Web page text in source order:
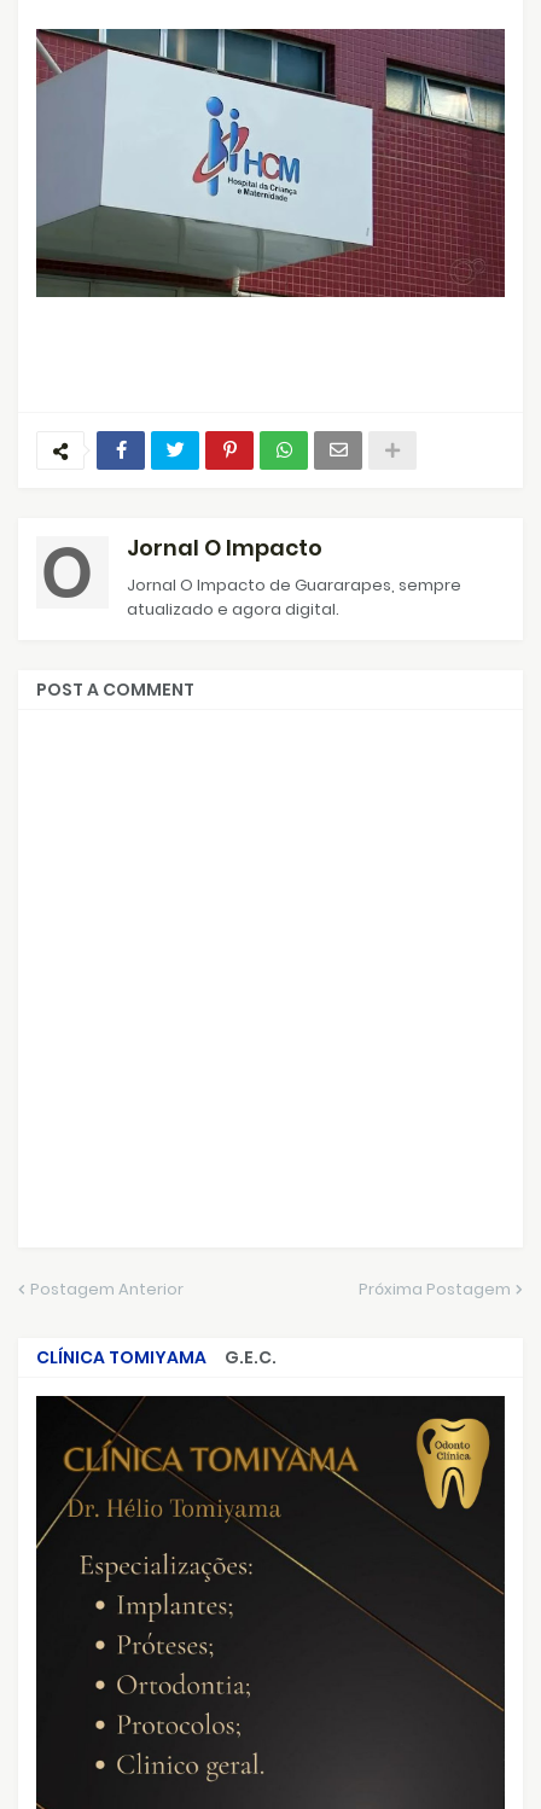
Jornal O Impacto
Jornal O Impacto de Guararapes, sempre
atualizado e agora digital.
POST A COMMENT
Postagem Anterior Próxima Postagem
CLÍNICA TOMIYAMA
G.E.C.
CRIMES QUE ABALARAM O BRASIL